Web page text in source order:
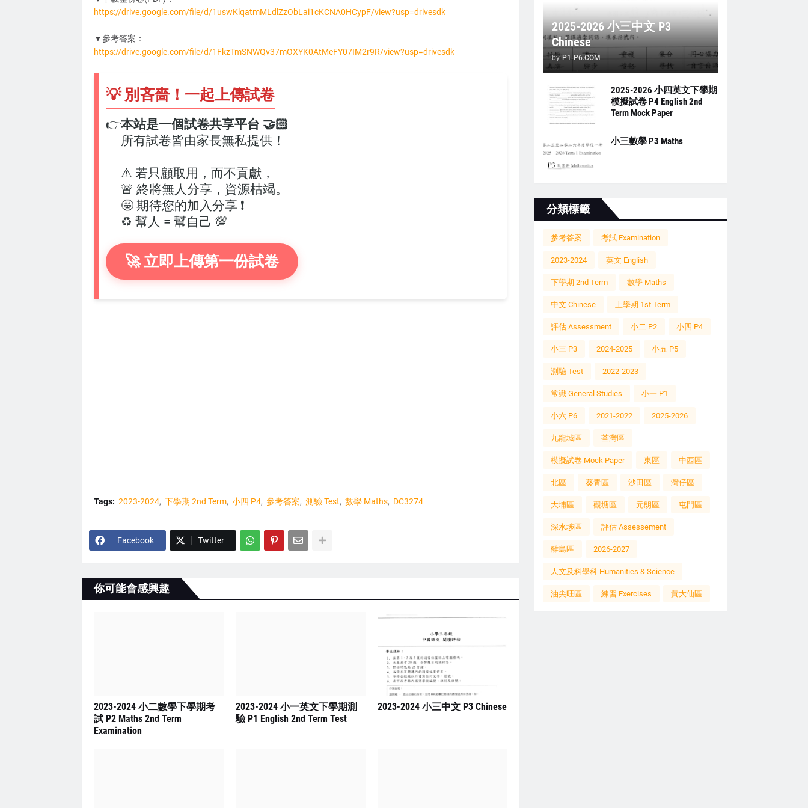
https://drive.google.com/file/d/1uswKlqatmMLdlZzObLai1cKCNA0HCypF/view?usp=drivesdk
▼參考答案：
https://drive.google.com/file/d/1FkzTmSNWQv37mOXYK0AtMeFY07IM2r9R/view?usp=drivesdk
💡 別吝嗇！一起上傳試卷
本站是一個試卷共享平台 🤝🏻
👉
所有試卷皆由家長無私提供！
⚠️ 若只顧取用，而不貢獻，
🚨 終將無人分享，資源枯竭。
🤩 期待您的加入分享 ❗
♻️ 幫人 = 幫自己 💯
🚀 立即上傳第一份試卷
Tags: 2023-2024 下學期 2nd Term 小四 P4 參考答案 測驗 Test 數學 Maths DC3274
Facebook Twitter
你可能會感興趣
2023-2024 小二數學下學期考
試 P2 Maths 2nd Term
Examination
2023-2024 小一英文下學期測
驗 P1 English 2nd Term Test
2023-2024 小三中文 P3 Chinese
2025-2026 小三中文 P3
Chinese
by P1-P6.COM
2025-2026 小四英文下學期
模擬試卷 P4 English 2nd
Term Mock Paper
小三數學 P3 Maths
分類標籤
參考答案 考試 Examination
2023-2024 英文 English
下學期 2nd Term 數學 Maths
中文 Chinese 上學期 1st Term
評估 Assessment 小二 P2 小四 P4
小三 P3 2024-2025 小五 P5
測驗 Test 2022-2023
常識 General Studies 小一 P1
小六 P6 2021-2022 2025-2026
九龍城區 荃灣區
模擬試卷 Mock Paper 東區 中西區
北區 葵青區 沙田區 灣仔區
大埔區 觀塘區 元朗區 屯門區
深水埗區 評估 Assessement
離島區 2026-2027
人文及科學科 Humanities & Science
油尖旺區 練習 Exercises 黃大仙區